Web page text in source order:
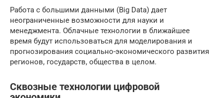
Работа с большими данными (Big Data) дает
неограниченные возможности для науки и
менеджмента. Облачные технологии в ближайшее
время будут использоваться для моделирования и
прогнозирования социально-экономического развития
регионов, государств, общества в целом.
Сквозные технологии цифровой